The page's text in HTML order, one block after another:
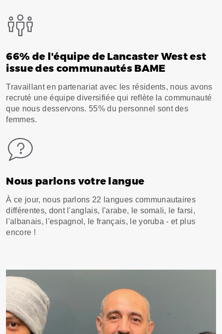
66% de l'équipe de Lancaster West est
issue des communautés BAME
Travaillant en partenariat avec les résidents, nous avons
recruté une équipe diversifiée qui reflète la communauté
que nous desservons. 55% du personnel sont des
femmes.
Nous parlons votre langue
À ce jour, nous parlons 22 langues communautaires
différentes, dont l'anglais, l'arabe, le somali, le farsi,
l'albanais, l'espagnol, le français, le yoruba - et plus
encore !